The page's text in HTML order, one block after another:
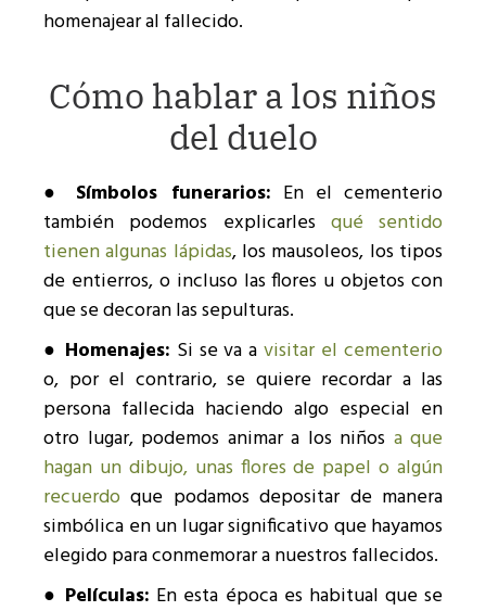
homenajear al fallecido.
Cómo hablar a los niños
del duelo
● Símbolos funerarios: En el cementerio
también podemos explicarles qué sentido
tienen algunas lápidas, los mausoleos, los tipos
de entierros, o incluso las flores u objetos con
que se decoran las sepulturas.
● Homenajes: Si se va avisitar el cementerio
o, por el contrario, se quiere recordar a las
persona fallecida haciendo algo especial en
otro lugar, podemos animar a los niños a que
hagan un dibujo, unas flores de papel o algún
recuerdo que podamos depositar de manera
simbólica en un lugar significativo que hayamos
elegido para conmemorar a nuestros fallecidos.
● Películas: En esta época es habitual que se